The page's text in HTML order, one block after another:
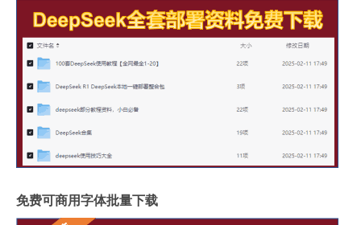
免费可商用字体批量下载